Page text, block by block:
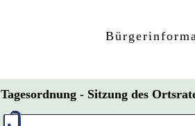
Tagesordnung - Sitzung des